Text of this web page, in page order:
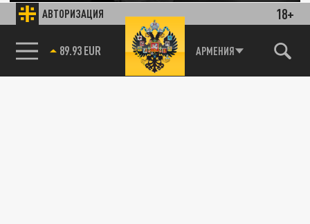
АВТОРИЗАЦИЯ 18+
85.64 BRENT АРМЕНИЯ
12 ИЮЛЯ 19:02
Заслуженный тренер СССР Татьяна
Тарасова не согласилась с заявлением
Евгения Плющенко о деградации